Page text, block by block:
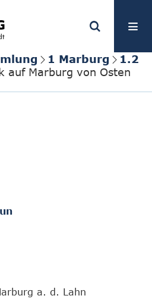
1 Marburg
1.2
auf Marburg von Osten
a. d. Lahn